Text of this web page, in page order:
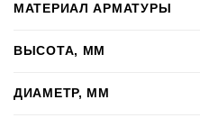
МАТЕРИАЛ АРМАТУРЫ
ВЫСОТА, ММ
ДИАМЕТР, ММ